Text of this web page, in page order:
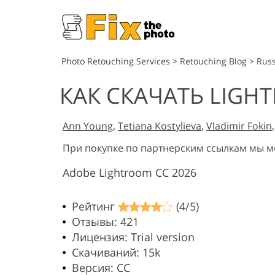
Photo Retouching Services > Retouching Blog >
КАК СКАЧАТЬ
Ann Young, Tetiana Kostylieva, Vladimir Fokin
При покупке по партнерским ссылкам мы
Adobe Lightroom CC 2026
Рейтинг
(4/5)
Отзывы: 421
Лицензия: Trial version
Скачиваний: 15k
Версия: CC